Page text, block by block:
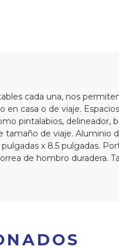
cada una, nos
casa o de viaje.
pintalabios, delineador,
de viaje. Aluminio
x 8.5 pulgadas.
de hombro duradera.